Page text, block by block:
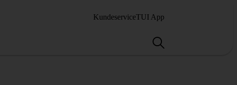
KundeserviceTUI App